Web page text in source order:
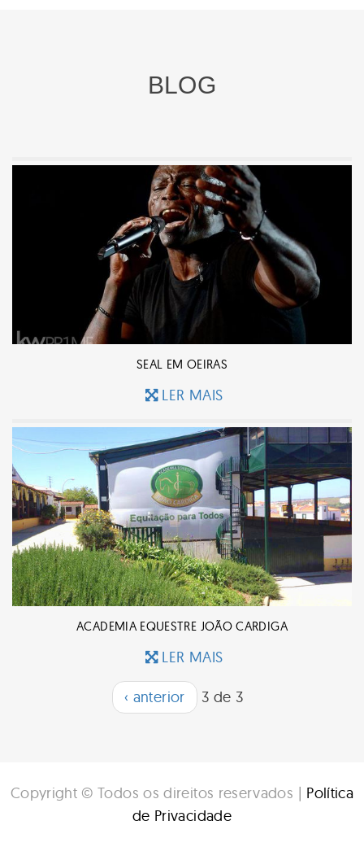
BLOG
SEAL EM OEIRAS
LER MAIS
ACADEMIA EQUESTRE JOÃO CARDIGA
LER MAIS
‹ anterior 3 de 3
Copyright © Todos os direitos reservados | Política
de Privacidade